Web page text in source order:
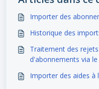
Importer des
Historique des
Traitement des
d'abonnements via le
Importer des aides à